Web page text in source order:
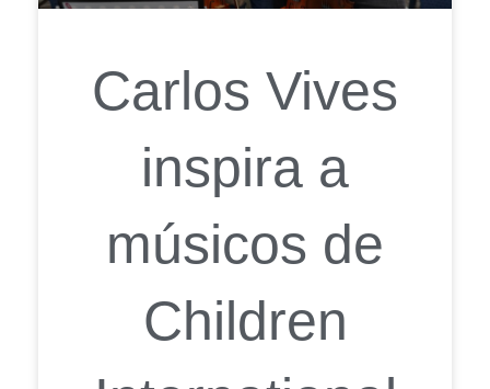
Carlos Vives
inspira a
músicos de
Children